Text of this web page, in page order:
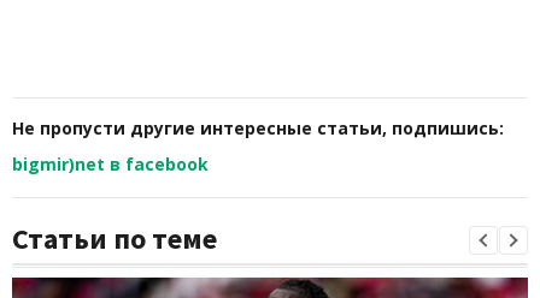
Не пропусти другие интересные статьи, подпишись:
bigmir)net в facebook
Статьи по теме